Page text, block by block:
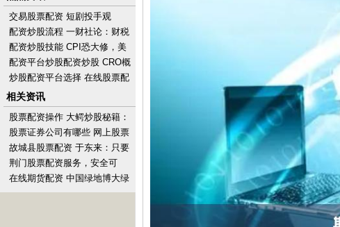
交易股票配资 短剧投手观
察：“挥金如土”，一晚亏10万
配资炒股流程 一财社论：财税
改革勾勒中国式现代化路线图
配资炒股技能 CPI恐大修，美
股涨势消减，标普惊险收创历
史新高，财报后A
配资平台炒股配资炒股 CRO概
念股集体走低 康龙化成跌近
4%药明康德跌超
炒股配资平台选择 在线股票配
资攻略：掌握投资技巧，优化
资金运用
相关资讯
股票配资操作 大鳄炒股秘籍：
资金巨头操盘术大揭秘
股票证券公司有哪些 网上股票
配资：高收益背后的风险与陷
阱
故城县股票配资 于东来：只要
真诚，就没有理由不成功
荆门股票配资服务，安全可
靠，低门槛高杠杆，快速到
账。
在线期货配资 中国绿地博大绿
泽盘中异动 大幅下跌5.56%